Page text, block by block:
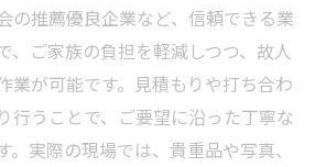
の推薦優良企業など、信頼できる業
、ご家族の負担を軽減しつつ、故人
業が可能です。見積もりや打ち合わ
行うことで、ご要望に沿った丁寧な
。実際の現場では、貴重品や写真、